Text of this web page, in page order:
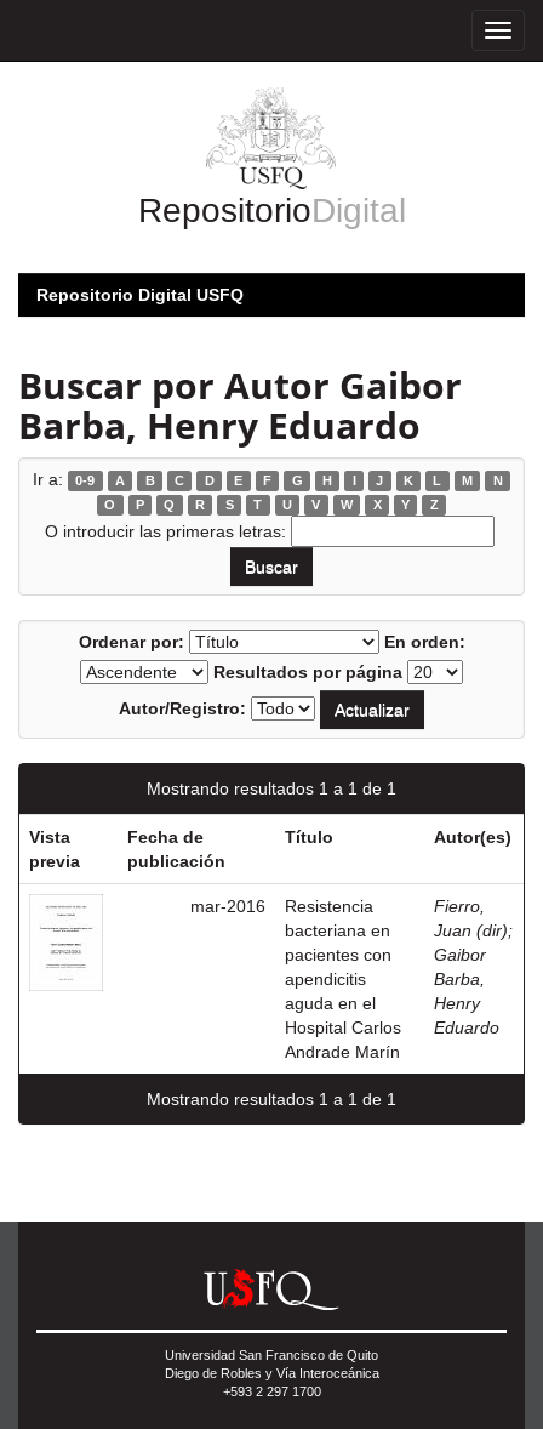
RepositorioDigital
Repositorio Digital USFQ
Buscar por Autor Gaibor
Barba, Henry Eduardo
Ir a: 0-9 A B C D E F G H I J K L M
N
O
P Q R S T U V W X Y Z
O introducir las primeras letras:
Ordenar por:
En orden:
Resultados por página
Autor/Registro:
Mostrando resultados 1 a 1 de 1
Vista
previa
Fecha de
publicación
Título Autor(es)
mar-2016
Resistencia
bacteriana en
pacientes con
apendicitis
aguda en el
Hospital Carlos
Andrade Marín
Fierro,
Juan (dir);
Gaibor
Barba,
Henry
Eduardo
Mostrando resultados 1 a 1 de 1
Universidad San Francisco de Quito
Diego de Robles y Vía Interoceánica
+593 2 297 1700